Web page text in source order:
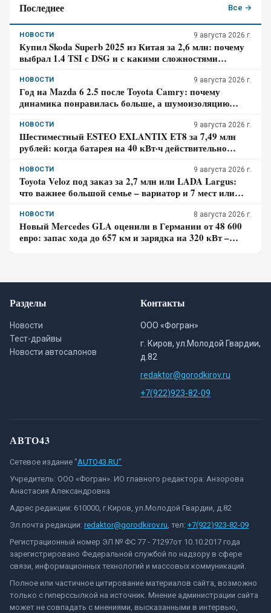
Последнее Все →
НОВОСТИ 9 августа 2026 г.
Купил Skoda Superb 2025 из Китая за 2,6 млн: почему
выбрал 1.4 TSI с DSG и с какими сложностями
НОВОСТИ 9 августа 2026 г.
Год на Mazda 6 2.5 после Toyota Camry: почему
динамика понравилась больше, а шумоизоляцию
НОВОСТИ 9 августа 2026 г.
Шестиместный ESTEO EXLANTIX ET8 за 7,49 млн
рублей: когда батарея на 40 кВт·ч действительно
НОВОСТИ 9 августа 2026 г.
Toyota Veloz под заказ за 2,7 млн или LADA Largus:
что важнее большой семье – вариатор и 7 мест или
НОВОСТИ 8 августа 2026 г.
Новый Mercedes GLA оценили в Германии от 48 600
евро: запас хода до 657 км и зарядка на 320 кВт –
Разделы
Новости
Тест-драйвы
Новости автосалонов
Контакты
ООО «Фогран»
г. Киров, ул.Молодой Гвардии,
д.82
redaktor@gorodkirov.ru
+7(922)923-82-09
АВТО43
Сетевое издание "AUTO43.RU"
Учредитель: ООО «Фогран». ИО главного редактора: Анзорова
Анастасия Александровна
Адрес редакции: 610000, г.Киров, ул.Молодой Гвардии, д.82
Эл.почта редакции: redaktor@gorodkirov.ru, тел: +7(922)923-82-09
Регистрационный номер ЭЛ № ФС 77 - 71297от 10.10.2017 года
зарегистрировано Федеральной службой по надзору в сфере
связи, информационных технологий и массовых коммуникаций.
Полное или частичное цитирование материалов сайта, возможно
только с гиперссылкой на источник. Мнение администрации сайта
может не совпадать с мнениями, высказанными в интервью,